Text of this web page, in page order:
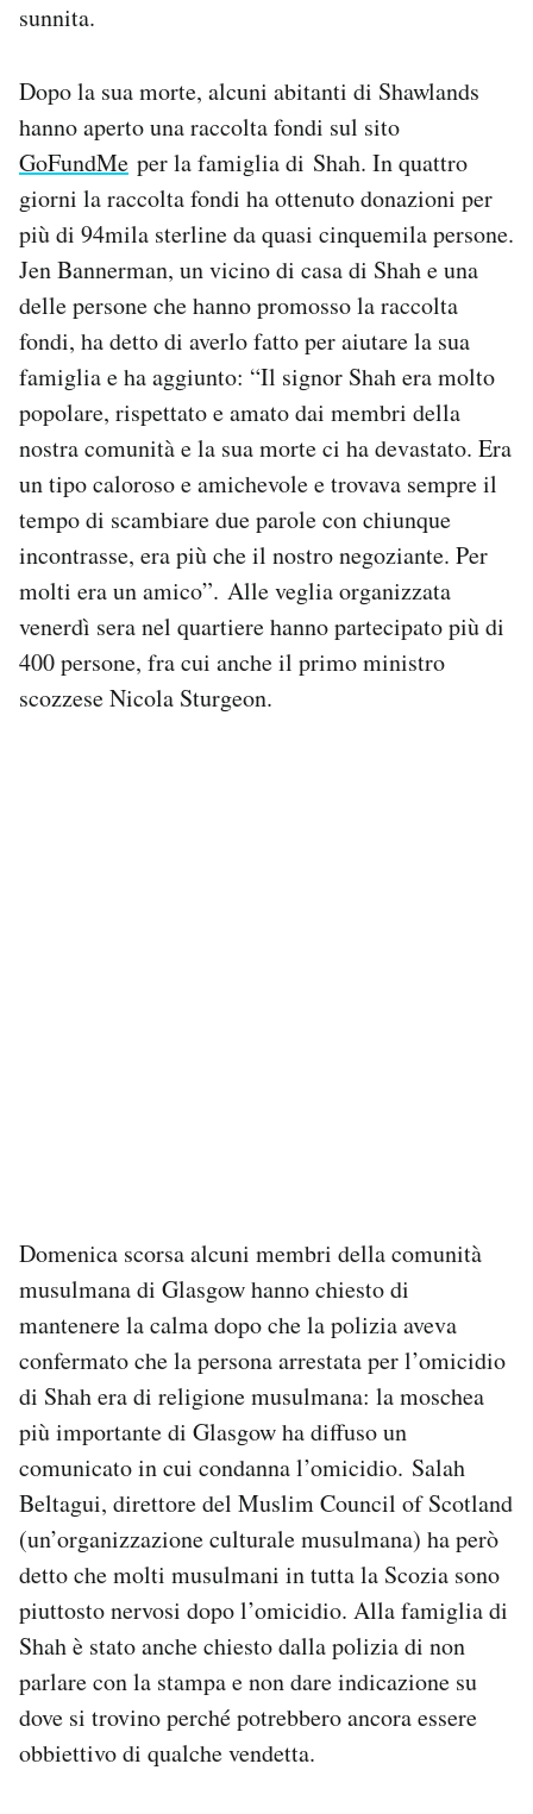
sunnita.
Dopo la sua morte, alcuni abitanti di Shawlands
hanno aperto una raccolta fondi sul sito
GoFundMe per la famiglia di Shah. In quattro
giorni la raccolta fondi ha ottenuto donazioni per
più di 94mila sterline da quasi cinquemila persone.
Jen Bannerman, un vicino di casa di Shah e una
delle persone che hanno promosso la raccolta
fondi, ha detto di averlo fatto per aiutare la sua
famiglia e ha aggiunto: “Il signor Shah era molto
popolare, rispettato e amato dai membri della
nostra comunità e la sua morte ci ha devastato. Era
un tipo caloroso e amichevole e trovava sempre il
tempo di scambiare due parole con chiunque
incontrasse, era più che il nostro negoziante. Per
molti era un amico”. Alle veglia organizzata
venerdì sera nel quartiere hanno partecipato più di
400 persone, fra cui anche il primo ministro
scozzese Nicola Sturgeon.
Domenica scorsa alcuni membri della comunità
musulmana di Glasgow hanno chiesto di
mantenere la calma dopo che la polizia aveva
confermato che la persona arrestata per l’omicidio
di Shah era di religione musulmana: la moschea
più importante di Glasgow ha diffuso un
comunicato in cui condanna l’omicidio. Salah
Beltagui, direttore del Muslim Council of Scotland
(un’organizzazione culturale musulmana) ha però
detto che molti musulmani in tutta la Scozia sono
piuttosto nervosi dopo l’omicidio. Alla famiglia di
Shah è stato anche chiesto dalla polizia di non
parlare con la stampa e non dare indicazione su
dove si trovino perché potrebbero ancora essere
obbiettivo di qualche vendetta.